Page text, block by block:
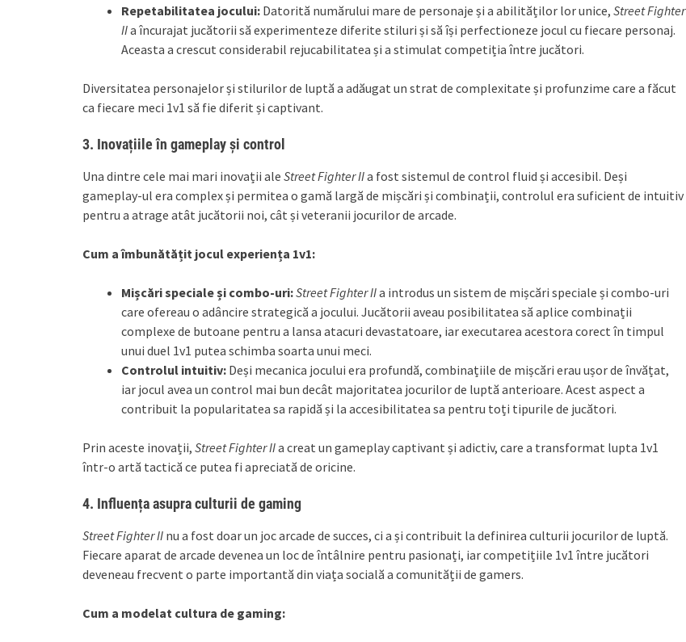
Repetabilitatea jocului: Datorită numărului mare de personaje și a abilităților lor unice, Street Fighter
IIa încurajat jucătorii să experimenteze diferite stiluri și să își perfectioneze jocul cu fiecare personaj.
Aceasta a crescut considerabil rejucabilitatea și a stimulat competiția între jucători.
Diversitatea personajelor și stilurilor de luptă a adăugat un strat de complexitate și profunzime care a făcut
ca fiecare meci 1v1 să fie diferit și captivant.
3. Inovațiile în gameplay și control
Una dintre cele mai mari inovații ale Street Fighter IIa fost sistemul de control fluid și accesibil. Deși
gameplay-ul era complex și permitea o gamă largă de mișcări și combinații, controlul era suficient de intuitiv
pentru a atrage atât jucătorii noi, cât și veteranii jocurilor de arcade.
Cum a îmbunătățit jocul experiența 1v1:
Mișcări speciale și combo-uri:Street Fighter IIa introdus un sistem de mișcări speciale și combo-uri
care ofereau o adâncire strategică a jocului. Jucătorii aveau posibilitatea să aplice combinații
complexe de butoane pentru a lansa atacuri devastatoare, iar executarea acestora corect în timpul
unui duel 1v1 putea schimba soarta unui meci.
Controlul intuitiv: Deși mecanica jocului era profundă, combinațiile de mișcări erau ușor de învățat,
iar jocul avea un control mai bun decât majoritatea jocurilor de luptă anterioare. Acest aspect a
contribuit la popularitatea sa rapidă și la accesibilitatea sa pentru toți tipurile de jucători.
Prin aceste inovații, Street Fighter IIa creat un gameplay captivant și adictiv, care a transformat lupta 1v1
într-o artă tactică ce putea fi apreciată de oricine.
4. Influența asupra culturii de gaming
Street Fighter II nu a fost doar un joc arcade de succes, ci a și contribuit la definirea culturii jocurilor de luptă.
Fiecare aparat de arcade devenea un loc de întâlnire pentru pasionați, iar competițiile 1v1 între jucători
deveneau frecvent o parte importantă din viața socială a comunității de gamers.
Cum a modelat cultura de gaming: